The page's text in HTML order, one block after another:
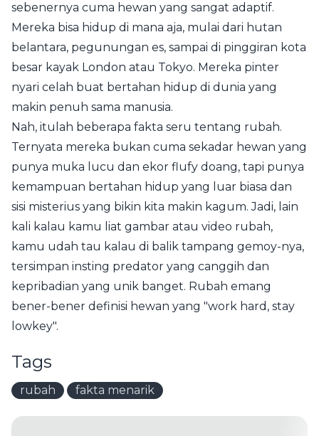
sebenernya cuma hewan yang sangat adaptif.
Mereka bisa hidup di mana aja, mulai dari hutan
belantara, pegunungan es, sampai di pinggiran kota
besar kayak London atau Tokyo. Mereka pinter
nyari celah buat bertahan hidup di dunia yang
makin penuh sama manusia.
Nah, itulah beberapa fakta seru tentang rubah.
Ternyata mereka bukan cuma sekadar hewan yang
punya muka lucu dan ekor flufy doang, tapi punya
kemampuan bertahan hidup yang luar biasa dan
sisi misterius yang bikin kita makin kagum. Jadi, lain
kali kalau kamu liat gambar atau video rubah,
kamu udah tau kalau di balik tampang gemoy-nya,
tersimpan insting predator yang canggih dan
kepribadian yang unik banget. Rubah emang
bener-bener definisi hewan yang "work hard, stay
lowkey".
Tags
rubah fakta menarik